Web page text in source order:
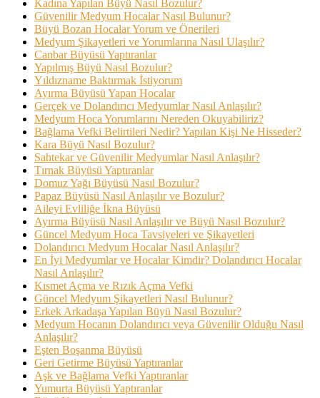
Kadına Yapılan Büyü Nasıl Bozulur?
Güvenilir Medyum Hocalar Nasıl Bulunur?
Büyü Bozan Hocalar Yorum ve Önerileri
Medyum Şikayetleri ve Yorumlarına Nasıl Ulaşılır?
Canbar Büyüsü Yaptıranlar
Yapılmış Büyü Nasıl Bozulur?
Yıldızname Baktırmak İstiyorum
Ayırma Büyüsü Yapan Hocalar
Gerçek ve Dolandırıcı Medyumlar Nasıl Anlaşılır?
Medyum Hoca Yorumlarını Nereden Okuyabiliriz?
Bağlama Vefki Belirtileri Nedir? Yapılan Kişi Ne Hisseder?
Kara Büyü Nasıl Bozulur?
Sahtekar ve Güvenilir Medyumlar Nasıl Anlaşılır?
Tırnak Büyüsü Yaptıranlar
Domuz Yağı Büyüsü Nasıl Bozulur?
Papaz Büyüsü Nasıl Anlaşılır ve Bozulur?
Aileyi Evliliğe İkna Büyüsü
Ayırma Büyüsü Nasıl Anlaşılır ve Büyü Nasıl Bozulur?
Güncel Medyum Hoca Tavsiyeleri ve Şikayetleri
Dolandırıcı Medyum Hocalar Nasıl Anlaşılır?
En İyi Medyumlar ve Hocalar Kimdir? Dolandırıcı Hocalar
Nasıl Anlaşılır?
Kısmet Açma ve Rızık Açma Vefki
Güncel Medyum Şikayetleri Nasıl Bulunur?
Erkek Arkadaşa Yapılan Büyü Nasıl Bozulur?
Medyum Hocanın Dolandırıcı veya Güvenilir Olduğu Nasıl
Anlaşılır?
Eşten Boşanma Büyüsü
Geri Getirme Büyüsü Yaptıranlar
Aşk ve Bağlama Vefki Yaptıranlar
Yumurta Büyüsü Yaptıranlar